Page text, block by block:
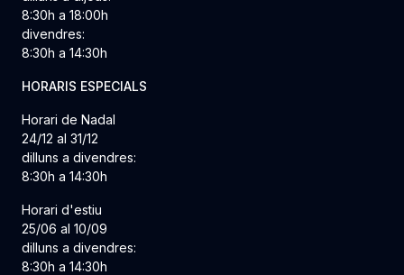
8:30h a 18:00h
divendres:
8:30h a 14:30h
HORARIS ESPECIALS
Horari de Nadal
24/12 al 31/12
dilluns a divendres:
8:30h a 14:30h
Horari d'estiu
25/06 al 10/09
dilluns a divendres:
8:30h a 14:30h